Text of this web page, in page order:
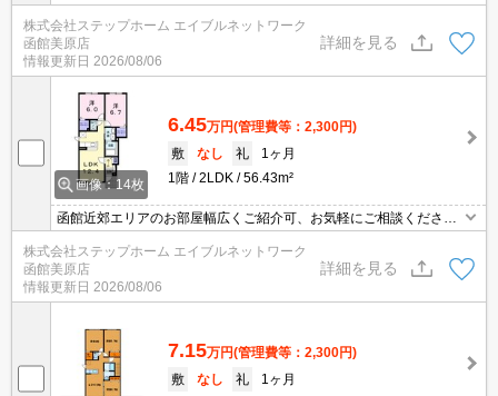
い。
株式会社ステップホーム エイブルネットワーク
函館美原店
情報更新日 2026/08/06
詳細を見る
画像：14枚
6.45万円(管理費等：2,300円)
敷
なし 礼
1ヶ月
1階
2LDK 56.43m²
函館近郊エリアのお部屋幅広くご紹介可、お気軽にご相談くださ
い。
株式会社ステップホーム エイブルネットワーク
函館美原店
情報更新日 2026/08/06
詳細を見る
7.15万円(管理費等：2,300円)
敷
なし 礼
1ヶ月